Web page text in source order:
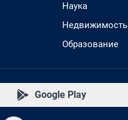
Наука
Недвижимость
Образование
Google Play